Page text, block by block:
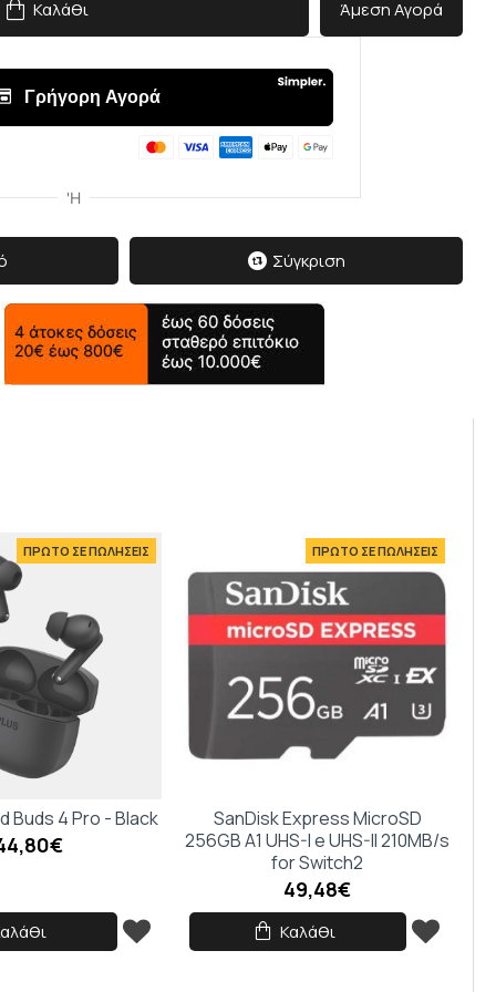
Καλάθι Άμεση Αγορά
Σύγκριση
ΠΡΩΤΟ ΣΕ ΠΩΛΗΣΕΙΣ
Buds 4 Pro - Black
ΠΡΩΤΟ ΣΕ ΠΩΛΗΣΕΙΣ
SanDisk Express MicroSD
256GB A1 UHS-I e UHS-II 210MB/s
for Switch2
49,48€
Καλάθι